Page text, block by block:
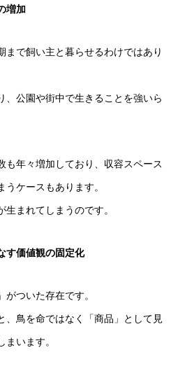
増加
まで飼い主と暮らせるわけではあり
、公園や街中で生きることを強いら
も年々増加しており、収容スペース
ケースもあります。
まれてしまうのです。
す価値観の固定化
ついた存在です。
、鳥を命ではなく「商品」として見
います。